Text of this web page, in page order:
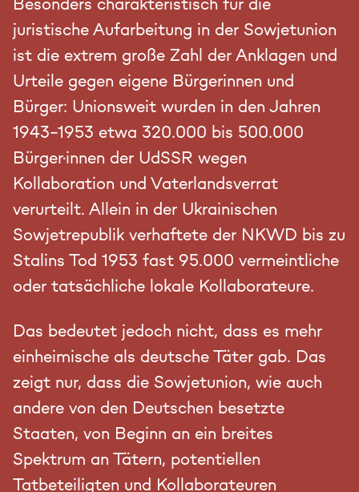
juristische Aufarbeitung in der Sowjetunion
ist die extrem große Zahl der Anklagen und
Urteile gegen eigene Bürgerinnen und
Bürger: Unionsweit wurden in den Jahren
1943-1953 etwa 320.000 bis 500.000
Bürger·innen der UdSSR wegen
Kollaboration und Vaterlandsverrat
verurteilt. Allein in der Ukrainischen
Sowjetrepublik verhaftete der NKWD bis zu
Stalins Tod 1953 fast 95.000 vermeintliche
oder tatsächliche lokale Kollaborateure.
Das bedeutet jedoch nicht, dass es mehr
einheimische als deutsche Täter gab. Das
zeigt nur, dass die Sowjetunion, wie auch
andere von den Deutschen besetzte
Staaten, von Beginn an ein breites
Spektrum an Tätern, potentiellen
Tatbeteiligten und Kollaborateuren